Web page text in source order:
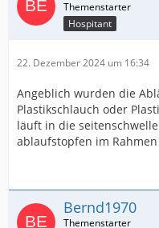
Hospitant
22. Dezember 2024 um 16:34
Angeblich wurden die
Plastikschlauch oder
läuft in die
ablaufstopfen im
Bernd1970